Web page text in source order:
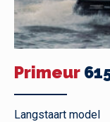
Primeur
Langstaart model